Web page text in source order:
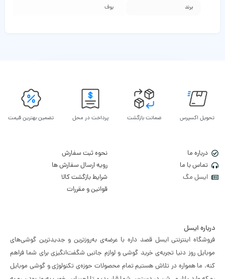
برند بوف
تحویل اکسپرس ضمانت بازگشت پرداخت در محل تضمین بهترین قیمت
درباره ما
تماس با ما
ایسل مگ
نحوه ثبت سفارش
رویه ارسال سفارش ها
شرایط بازگشت کالا
قوانین و مقررات
درباره ایسل
فروشگاه اینترنتی ایسل قصد داره با عرضه‌ی به‌روزترین و جدیدترین گوشی‌های
موبایل روز دنیا تجربه‌ی خرید گوشی و لوازم جانبی شگفت‌انگیزی برای شما فراهم
کنه. ما همواره در تلاش هستیم تمام محصولات حوزه‌ی تکنولوژی و گوشی موبایل